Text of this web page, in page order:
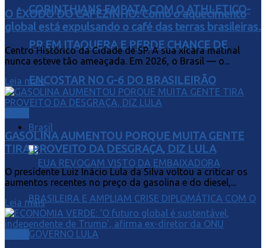
CORINTHIANS EMPATA COM O ATHLETICO-
PR EM ITAQUERA E PERDE CHANCE DE
ENCOSTAR NO G-6 DO BRASILEIRÃO
Brasil
O ÊXODO DO CAFEZINHO: Como o aquecimento
global está expulsando o café das terras brasileiras.
Centro Histórico da Cidade de SP. A sua xícara matinal
nunca esteve tão ameaçada. Em 2026, o Brasil — o...
Leia mais
GASOLINA AUMENTOU PORQUE MUITA GENTE
TIRA PROVEITO DA DESGRAÇA, DIZ LULA
O presidente Luiz Inácio Lula da Silva voltou a criticar os
aumentos recentes no preço da gasolina e do diesel,...
Leia mais